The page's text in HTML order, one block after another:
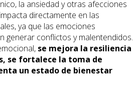
la ansiedad y otras afecciones
directamente en las
ya que las emociones
generar conflictos y malentendidos.
se mejora la resiliencia
se fortalece la toma de
un estado de bienestar